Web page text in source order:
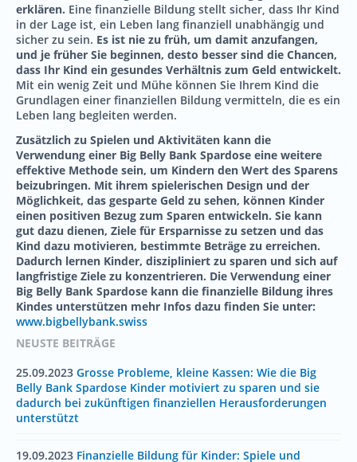
erklären. Eine finanzielle Bildung stellt sicher, dass Ihr Kind
in der Lage ist, ein Leben lang finanziell unabhängig und
sicher zu sein. Es ist nie zu früh, um damit anzufangen,
und je früher Sie beginnen, desto besser sind die Chancen,
dass Ihr Kind ein gesundes Verhältnis zum Geld entwickelt.
Mit ein wenig Zeit und Mühe können Sie Ihrem Kind die
Grundlagen einer finanziellen Bildung vermitteln, die es ein
Leben lang begleiten werden.
Zusätzlich zu Spielen und Aktivitäten kann die
Verwendung einer Big Belly Bank Spardose eine weitere
effektive Methode sein, um Kindern den Wert des Sparens
beizubringen. Mit ihrem spielerischen Design und der
Möglichkeit, das gesparte Geld zu sehen, können Kinder
einen positiven Bezug zum Sparen entwickeln. Sie kann
gut dazu dienen, Ziele für Ersparnisse zu setzen und das
Kind dazu motivieren, bestimmte Beträge zu erreichen.
Dadurch lernen Kinder, diszipliniert zu sparen und sich auf
langfristige Ziele zu konzentrieren. Die Verwendung einer
Big Belly Bank Spardose kann die finanzielle Bildung ihres
Kindes unterstützen mehr Infos dazu finden Sie unter:
www.bigbellybank.swiss
NEUSTE BEITRÄGE
25.09.2023 Grosse Probleme, kleine Kassen: Wie die Big
Belly Bank Spardose Kinder motiviert zu sparen und sie
dadurch bei zukünftigen finanziellen Herausforderungen
unterstützt
19.09.2023 Finanzielle Bildung für Kinder: Spiele und